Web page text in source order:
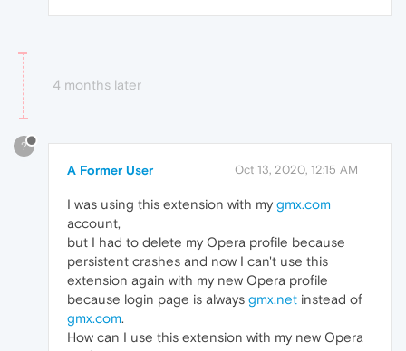
4 months later
?
A Former User Oct 13, 2020, 12:15 AM
I was using this extension with my gmx.com
account,
but I had to delete my Opera profile because
persistent crashes and now I can't use this
extension again with my new Opera profile
because login page is always gmx.net instead of
gmx.com.
How can I use this extension with my new Opera